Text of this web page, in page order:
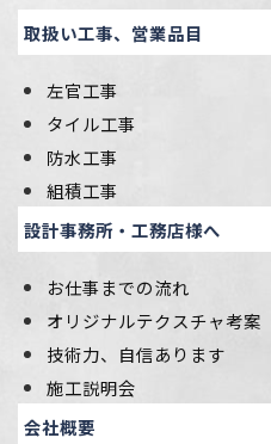
取扱い工事、営業品目
左官工事
タイル工事
防水工事
組積工事
設計事務所・工務店様へ
お仕事までの流れ
オリジナルテクスチャ考案
技術力、自信あります
施工説明会
会社概要